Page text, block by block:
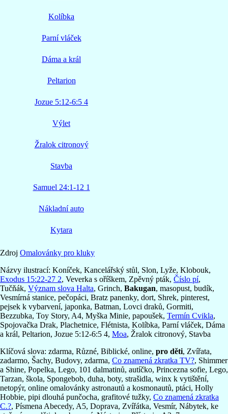
Kolíbka
Parní vláček
Dáma a král
Peltarion
Jozue 5:12-6:5 4
Výlet
Žralok citronový
Stavba
Samuel 24:1-12 1
Nákladní auto
Kytara
Zdroj Omalovánky pro kluky
Názvy ilustrací: Koníček, Kancelářský stůl, Slon, Lyže, Klobouk,
Exodus 15:22-27 2, Veverka s oříškem, Zpěvný pták, Číslo pí,
Tučňák, Význam slova Halta, Grinch, Bakugan, masopust, budík,
Vesmírná stanice, pečopáci, Bratz panenky, dort, Shrek, pinterest,
pejsek k vybarvení, japonka, Batman, Lovci draků, Gormiti,
Bezzubka, Toy Story, A4, Myška Minie, papoušek, Termín Cvikla,
Spojovačka Drak, Plachetnice, Flétnista, Kolíbka, Parní vláček, Dáma
a král, Peltarion, Jozue 5:12-6:5 4, Moa, Žralok citronový, Stavba
Klíčová slova: zdarma, Různé, Biblické, online, pro děti, Zvířata,
zadarmo, Šachy, Budovy, zdarma, Co znamená zkratka TV?, Shimmer
a Shine, Popelka, Lego, 101 dalmatinů, autíčko, Princezna sofie, Lego,
Tarzan, škola, Spongebob, duha, boty, strašidla, winx k vytištění,
netopýr, online omalovánky astronautů a kosmonautů, ptáci, Holly
Hobbie, pipi dlouhá punčocha, grafitové tužky, Co znamená zkratka
C.?, Písmena Abecedy, A5, Doprava, Zvířátka, Vesmír, Nábytek, ke